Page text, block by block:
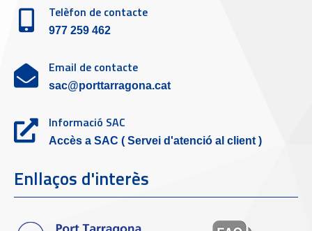
Telèfon de contacte
977 259 462
Email de contacte
sac@porttarragona.cat
Informació SAC
Accès a SAC ( Servei d'atenció al client )
Enllaços d'interès